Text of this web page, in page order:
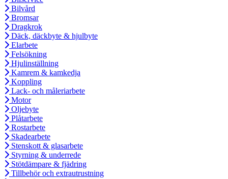
Bilvård
Bromsar
Dragkrok
Däck, däckbyte & hjulbyte
Elarbete
Felsökning
Hjulinställning
Kamrem & kamkedja
Koppling
Lack- och måleriarbete
Motor
Oljebyte
Plåtarbete
Rostarbete
Skadearbete
Stenskott & glasarbete
Styrning & underrede
Stötdämpare & fjädring
Tillbehör och extrautrustning